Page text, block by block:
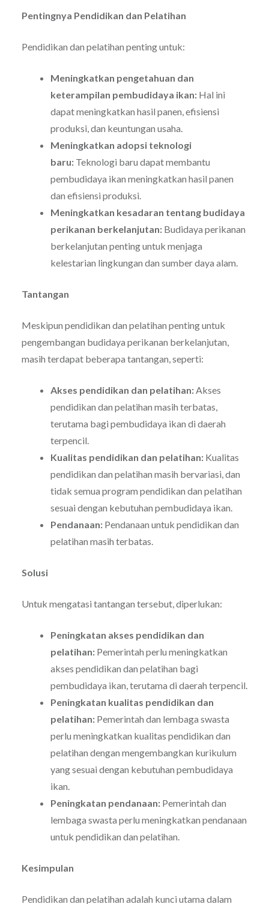
Pentingnya Pendidikan dan Pelatihan
Pendidikan dan pelatihan penting untuk:
Meningkatkan pengetahuan dan
keterampilan pembudidaya ikan:Hal ini
dapat meningkatkan hasil panen, efisiensi
produksi, dan keuntungan usaha.
Meningkatkan adopsi teknologi
baru:Teknologi baru dapat membantu
pembudidaya ikan meningkatkan hasil panen
dan efisiensi produksi.
Meningkatkan kesadaran tentang budidaya
perikanan berkelanjutan:Budidaya perikanan
berkelanjutan penting untuk menjaga
kelestarian lingkungan dan sumber daya alam.
Tantangan
Meskipun pendidikan dan pelatihan penting untuk
pengembangan budidaya perikanan berkelanjutan,
masih terdapat beberapa tantangan, seperti:
Akses pendidikan dan pelatihan:Akses
pendidikan dan pelatihan masih terbatas,
terutama bagi pembudidaya ikan di daerah
terpencil.
Kualitas pendidikan dan pelatihan:Kualitas
pendidikan dan pelatihan masih bervariasi, dan
tidak semua program pendidikan dan pelatihan
sesuai dengan kebutuhan pembudidaya ikan.
Pendanaan:Pendanaan untuk pendidikan dan
pelatihan masih terbatas.
Solusi
Untuk mengatasi tantangan tersebut, diperlukan:
Peningkatan akses pendidikan dan
pelatihan:Pemerintah perlu meningkatkan
akses pendidikan dan pelatihan bagi
pembudidaya ikan, terutama di daerah terpencil.
Peningkatan kualitas pendidikan dan
pelatihan:Pemerintah dan lembaga swasta
perlu meningkatkan kualitas pendidikan dan
pelatihan dengan mengembangkan kurikulum
yang sesuai dengan kebutuhan pembudidaya
ikan.
Peningkatan pendanaan:Pemerintah dan
lembaga swasta perlu meningkatkan pendanaan
untuk pendidikan dan pelatihan.
Kesimpulan
Pendidikan dan pelatihan adalah kunci utama dalam